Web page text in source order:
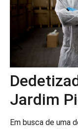
Jardim
Em busca de uma